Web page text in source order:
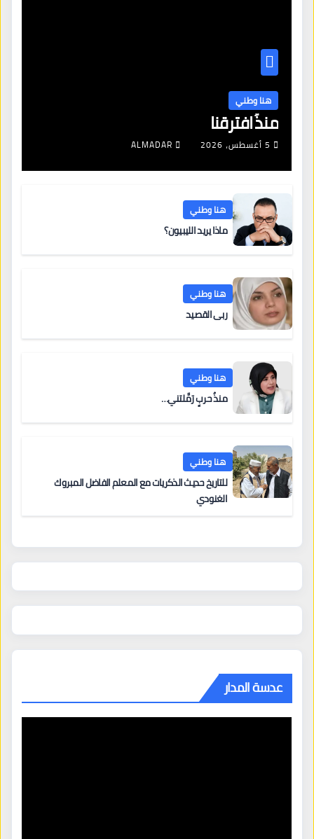
هنا وطني
منذُ افترقنا
5 أغسطس، 2026 ALMADAR
هنا وطني
ماذا يريد الليبيون؟
هنا وطني
ربى القصيد
هنا وطني
منذُ حربٍ رَمَّلتني…
هنا وطني
للتاريخ حديث الذكريات مع المعلم الفاضل المبروك
الغنودي
عدسة المدار